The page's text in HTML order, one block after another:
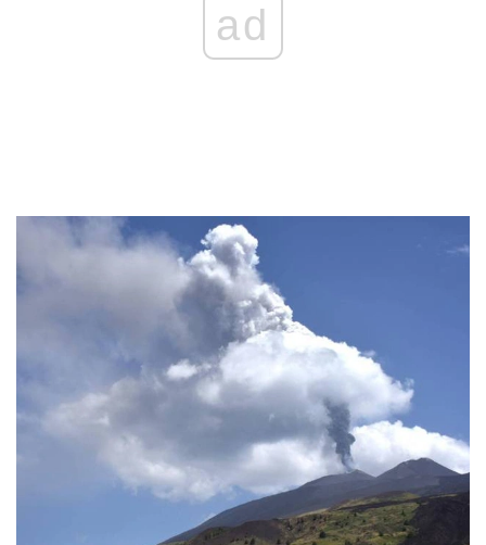
ad